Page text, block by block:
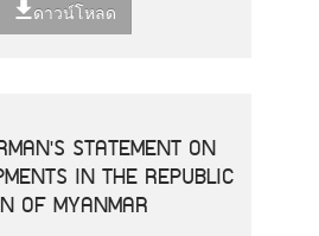
ดาวน์โหลด
STATEMENT ON
IN THE REPUBLIC
OF MYANMAR